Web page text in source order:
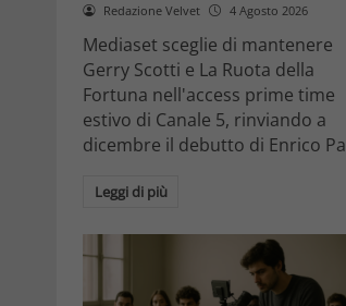
Redazione Velvet 4 Agosto 2026
Mediaset sceglie di mantenere
Gerry Scotti e La Ruota della
Fortuna nell'access prime time
estivo di Canale 5, rinviando a
dicembre il debutto di Enrico Pa
Leggi di più